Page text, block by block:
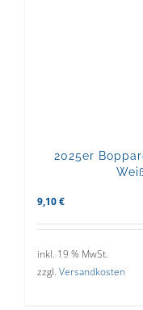
2025er
9,10 €
inkl. 19 % MwSt.
zzgl. Versandkosten